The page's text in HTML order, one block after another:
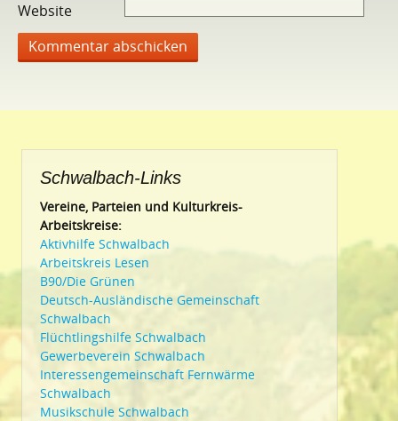
Website
Schwalbach-Links
Vereine, Parteien und Kulturkreis-
Arbeitskreise:
Aktivhilfe Schwalbach
Arbeitskreis Lesen
B90/Die Grünen
Deutsch-Ausländische Gemeinschaft
Schwalbach
Flüchtlingshilfe Schwalbach
Gewerbeverein Schwalbach
Interessengemeinschaft Fernwärme
Schwalbach
Musikschule Schwalbach